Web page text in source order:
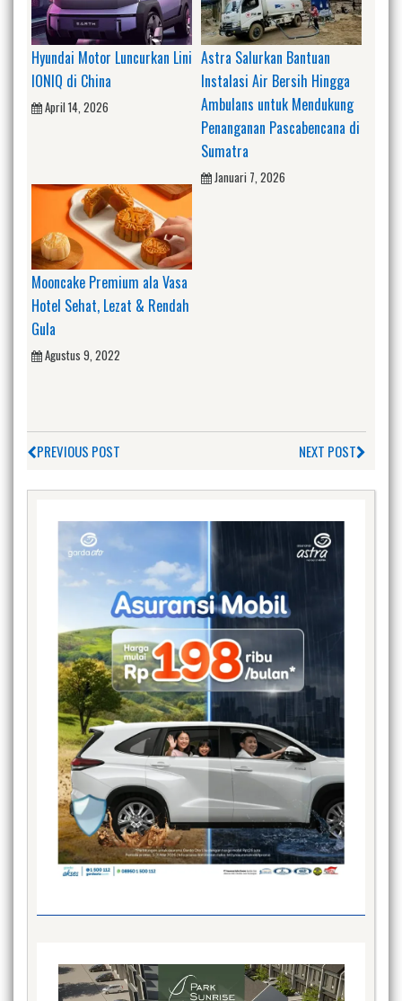
Hyundai Motor Luncurkan Lini
IONIQ di China
April 14, 2026
Astra Salurkan Bantuan
Instalasi Air Bersih Hingga
Ambulans untuk Mendukung
Penanganan Pascabencana di
Sumatra
Januari 7, 2026
Mooncake Premium ala Vasa
Hotel Sehat, Lezat & Rendah
Gula
Agustus 9, 2022
PREVIOUS POST NEXT POST